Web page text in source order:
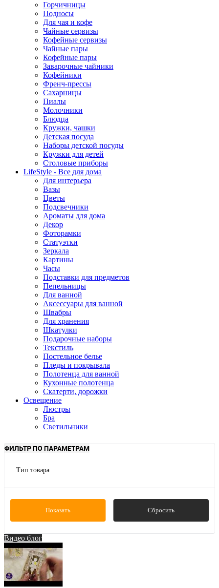
Горчичницы
Подносы
Для чая и кофе
Чайные сервизы
Кофейные сервизы
Чайные пары
Кофейные пары
Заварочные чайники
Кофейники
Френч-прессы
Сахарницы
Пиалы
Молочники
Блюдца
Кружки, чашки
Детская посуда
Наборы детской посуды
Кружки для детей
Столовые приборы
LifeStyle - Все для дома
Для интерьера
Вазы
Цветы
Подсвечники
Ароматы для дома
Декор
Фоторамки
Статуэтки
Зеркала
Картины
Часы
Подставки для предметов
Пепельницы
Для ванной
Аксессуары для ванной
Швабры
Для хранения
Шкатулки
Подарочные наборы
Текстиль
Постельное белье
Пледы и покрывала
Полотенца для ванной
Кухонные полотенца
Скатерти, дорожки
Освещение
Люстры
Бра
Светильники
ФИЛЬТР ПО ПАРАМЕТРАМ
Тип товара
Показать Сбросить
Видео блог